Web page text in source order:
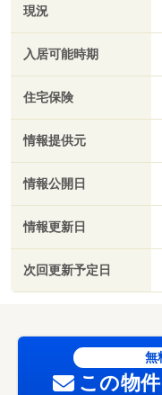
現況
入居可能時期
住宅保険
情報提供元
情報公開日
情報更新日
次回更新予定日
無
この物